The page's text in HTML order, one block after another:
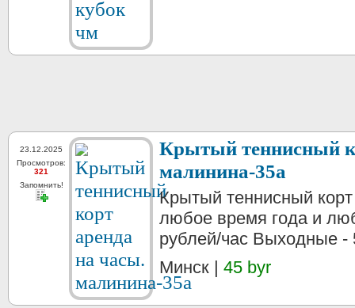
23.12.2025
Просмотров:
321
Запомнить!
Крытый теннисный
малинина-35а
Крытый теннисный
любое время года и
рублей/час Выходные -
Минск | 45 byr